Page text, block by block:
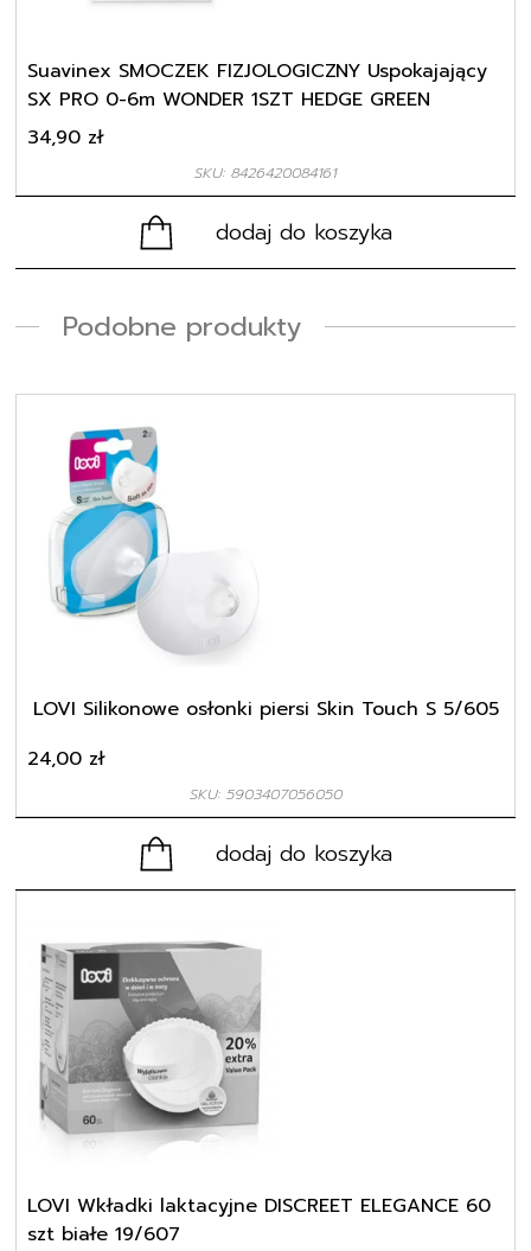
Suavinex SMOCZEK FIZJOLOGICZNY Uspokajający
SX PRO 0-6m WONDER 1SZT HEDGE GREEN
SKU: 8426420084161
34,90 zł
dodaj do koszyka
Podobne produkty
LOVI Silikonowe osłonki piersi Skin Touch S 5/605
SKU: 5903407056050
24,00 zł
dodaj do koszyka
LOVI Wkładki laktacyjne DISCREET ELEGANCE 60
szt białe 19/607